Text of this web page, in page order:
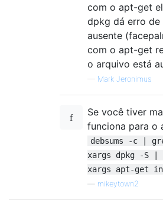
com o apt-get
dpkg dá erro de
ausente
com o apt-get
o arquivo está
— Mark Jeronimus
Se você tiver
funciona para o
debsums -c |
xargs dpkg -
xargs apt-get
mikeytown2